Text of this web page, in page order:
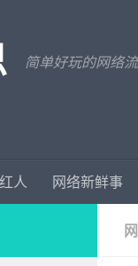
简单好玩的网络
人 网络新鲜事